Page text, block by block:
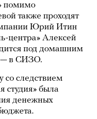
помимо
также проходят
Юрий Итин
центра» Алексей
под домашним
— в СИЗО.
со следствием
студия» была
денежных